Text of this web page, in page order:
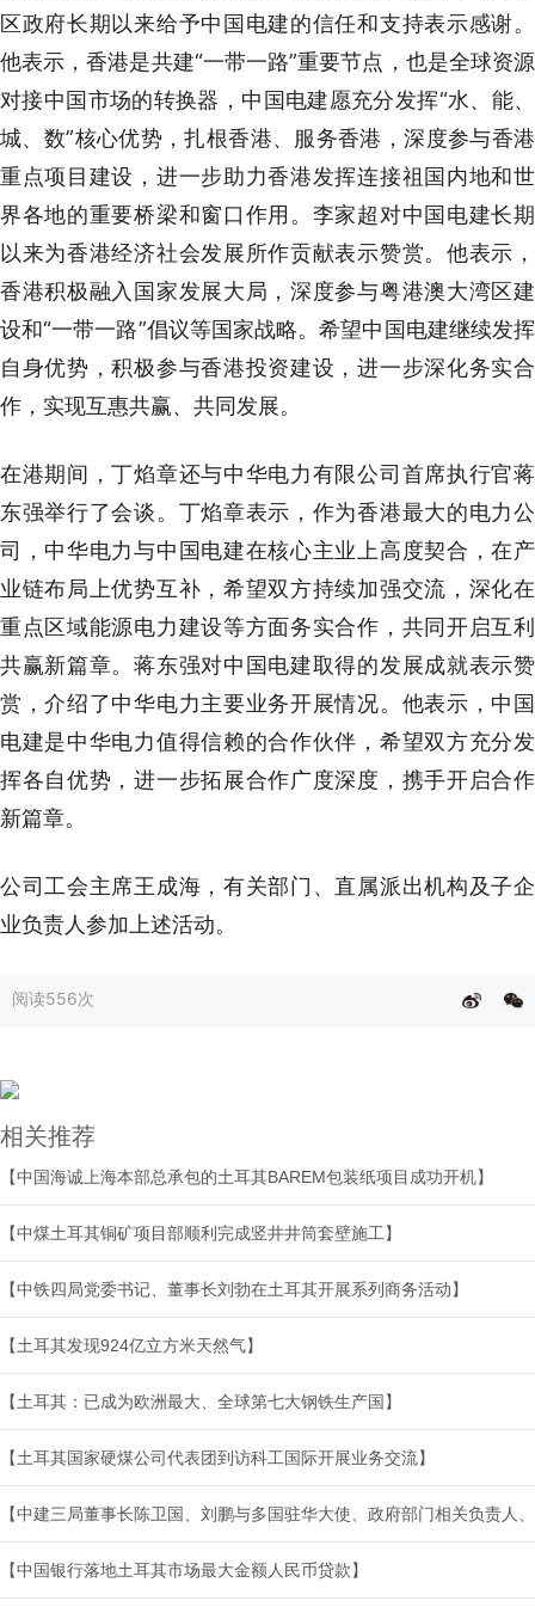
区政府长期以来给予中国电建的信任和支持表示感谢。
他表示，香港是共建“一带一路”重要节点，也是全球资源
对接中国市场的转换器，中国电建愿充分发挥“水、能、
城、数”核心优势，扎根香港、服务香港，深度参与香港
重点项目建设，进一步助力香港发挥连接祖国内地和世
界各地的重要桥梁和窗口作用。李家超对中国电建长期
以来为香港经济社会发展所作贡献表示赞赏。他表示，
香港积极融入国家发展大局，深度参与粤港澳大湾区建
设和“一带一路”倡议等国家战略。希望中国电建继续发挥
自身优势，积极参与香港投资建设，进一步深化务实合
作，实现互惠共赢、共同发展。
在港期间，丁焰章还与中华电力有限公司首席执行官蒋
东强举行了会谈。丁焰章表示，作为香港最大的电力公
司，中华电力与中国电建在核心主业上高度契合，在产
业链布局上优势互补，希望双方持续加强交流，深化在
重点区域能源电力建设等方面务实合作，共同开启互利
共赢新篇章。蒋东强对中国电建取得的发展成就表示赞
赏，介绍了中华电力主要业务开展情况。他表示，中国
电建是中华电力值得信赖的合作伙伴，希望双方充分发
挥各自优势，进一步拓展合作广度深度，携手开启合作
新篇章。
公司工会主席王成海，有关部门、直属派出机构及子企
业负责人参加上述活动。
阅读556次
相关推荐
【中国海诚上海本部总承包的土耳其BAREM包装纸项目成功开机】
【中煤土耳其铜矿项目部顺利完成竖井井筒套壁施工】
【中铁四局党委书记、董事长刘勃在土耳其开展系列商务活动】
【土耳其发现924亿立方米天然气】
【土耳其：已成为欧洲最大、全球第七大钢铁生产国】
【土耳其国家硬煤公司代表团到访科工国际开展业务交流】
【中建三局董事长陈卫国、刘鹏与多国驻华大使、政府部门相关负责人
【中国银行落地土耳其市场最大金额人民币贷款】